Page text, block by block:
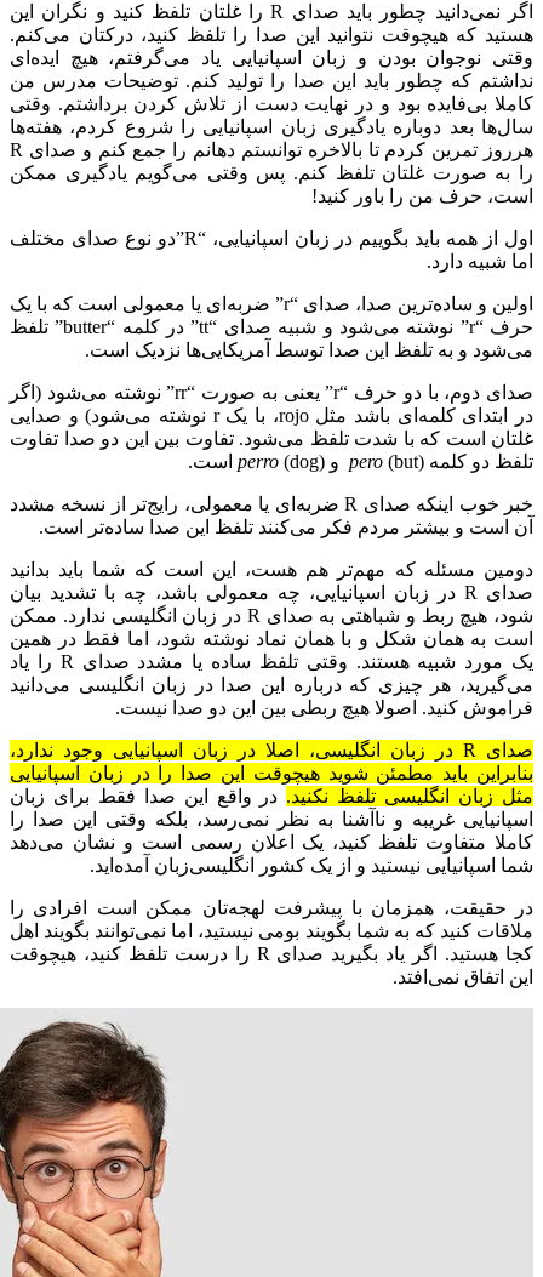
اگر نمی‌دانید چطور باید صدای R را غلتان تلفظ کنید و نگران این
هستید که هیچوقت نتوانید این صدا را تلفظ کنید، درکتان می‌کنم.
وقتی نوجوان بودن و زبان اسپانیایی یاد می‌گرفتم، هیچ ایده‌ای
نداشتم که چطور باید این صدا را تولید کنم. توضیحات مدرس من
کاملا بی‌فایده بود و در نهایت دست از تلاش کردن برداشتم. وقتی
سال‌ها بعد دوباره یادگیری زبان اسپانیایی را شروع کردم، هفته‌ها
هرروز تمرین کردم تا بالاخره توانستم دهانم را جمع کنم و صدای R
را به صورت غلتان تلفظ کنم. پس وقتی می‌گویم یادگیری ممکن
است، حرف من را باور کنید!
اول از همه باید بگوییم در زبان اسپانیایی، “R”دو نوع صدای مختلف
اما شبیه دارد.
اولین و ساده‌ترین صدا، صدای “r” ضربه‌ای یا معمولی است که با یک
حرف “r” نوشته می‌شود و شبیه صدای “tt” در کلمه “butter” تلفظ
می‌شود و به تلفظ این صدا توسط آمریکایی‌ها نزدیک است.
صدای دوم، با دو حرف “r” یعنی به صورت “rr” نوشته می‌شود (اگر
در ابتدای کلمه‌ای باشد مثل rojo، با یک r نوشته می‌شود) و صدایی
غلتان است که با شدت تلفظ می‌شود. تفاوت بین این دو صدا تفاوت
تلفظ دو کلمه
pero (but) و perro (dog) است.
خبر خوب اینکه صدای R ضربه‌ای یا معمولی، رایج‌تر از نسخه مشدد
آن است و بیشتر مردم فکر می‌کنند تلفظ این صدا ساده‌تر است.
دومین مسئله که مهم‌تر هم هست، این است که شما باید بدانید
صدای R در زبان اسپانیایی، چه معمولی باشد، چه با تشدید بیان
شود، هیچ ربط و شباهتی به صدای R در زبان انگلیسی ندارد. ممکن
است به همان شکل و با همان نماد نوشته شود، اما فقط در همین
یک مورد شبیه هستند. وقتی تلفظ ساده یا مشدد صدای R را یاد
می‌گیرید، هر چیزی که درباره این صدا در زبان انگلیسی می‌دانید
فراموش کنید. اصولا هیچ ربطی بین این دو صدا نیست.
صدای R در زبان انگلیسی، اصلا در زبان اسپانیایی وجود ندارد،
بنابراین باید مطمئن شوید هیچوقت این صدا را در زبان اسپانیایی
مثل زبان انگلیسی تلفظ نکنید. در واقع این صدا فقط برای زبان
اسپانیایی غریبه و ناآشنا به نظر نمی‌رسد، بلکه وقتی این صدا را
کاملا متفاوت تلفظ کنید، یک اعلان رسمی است و نشان می‌دهد
شما اسپانیایی نیستید و از یک کشور انگلیسی‌زبان آمده‌اید.
در حقیقت، همزمان با پیشرفت لهجه‌تان ممکن است افرادی را
ملاقات کنید که به شما بگویند بومی نیستید، اما نمی‌توانند بگویند اهل
کجا هستید. اگر یاد بگیرید صدای R را درست تلفظ کنید، هیچوقت
این اتفاق نمی‌افتد.